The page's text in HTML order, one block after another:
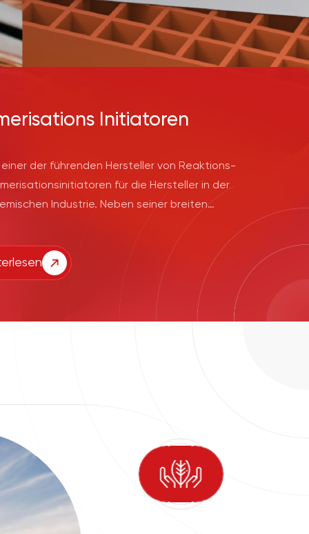
Initiatoren
einer der führenden Hersteller von Reaktions-
für die Hersteller in der
Industrie. Neben seiner breiten
leistet AKPA einen großen Beitrag zum
es qualitativ hochwertige und
Produkte zu den von den Kunden
Werten herstellt.